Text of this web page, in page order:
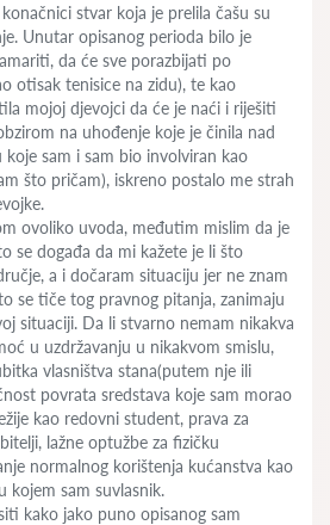
stvar koja je prelila čašu su
Unutar opisanog perioda bilo je
da će sve porazbijati po
otisak tenisice na zidu), te kao
mojoj djevojci da će je naći i riješiti
na uhođenje koje je činila nad
sam i sam bio involviran kao
što pričam), iskreno postalo me strah
ovoliko uvoda, međutim mislim da je
se događa da mi kažete je li što
a i dočaram situaciju jer ne znam
se tiče tog pravnog pitanja, zanimaju
situaciji. Da li stvarno nemam nikakva
u uzdržavanju u nikakvom smislu,
vlasništva stana(putem nje ili
povrata sredstava koje sam morao
kao redovni student, prava za
lažne optužbe za fizičku
normalnog korištenja kućanstva kao
kojem sam suvlasnik.
kako jako puno opisanog sam